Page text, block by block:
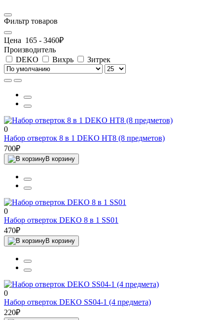
Фильтр товаров
Цена 165 - 3460₽
Производитель
DEKO
Вихрь Зитрек
0
Набор отверток 8 в 1 DEKO HT8 (8 предметов)
700₽
В корзину
0
Набор отверток DEKO 8 в 1 SS01
470₽
В корзину
0
Набор отверток DEKO SS04-1 (4 предмета)
220₽